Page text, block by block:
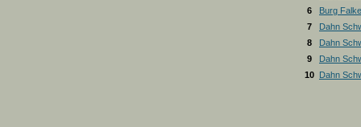
6
Burg
7
Dahn
8
Dahn
9
Dahn
10
Dahn